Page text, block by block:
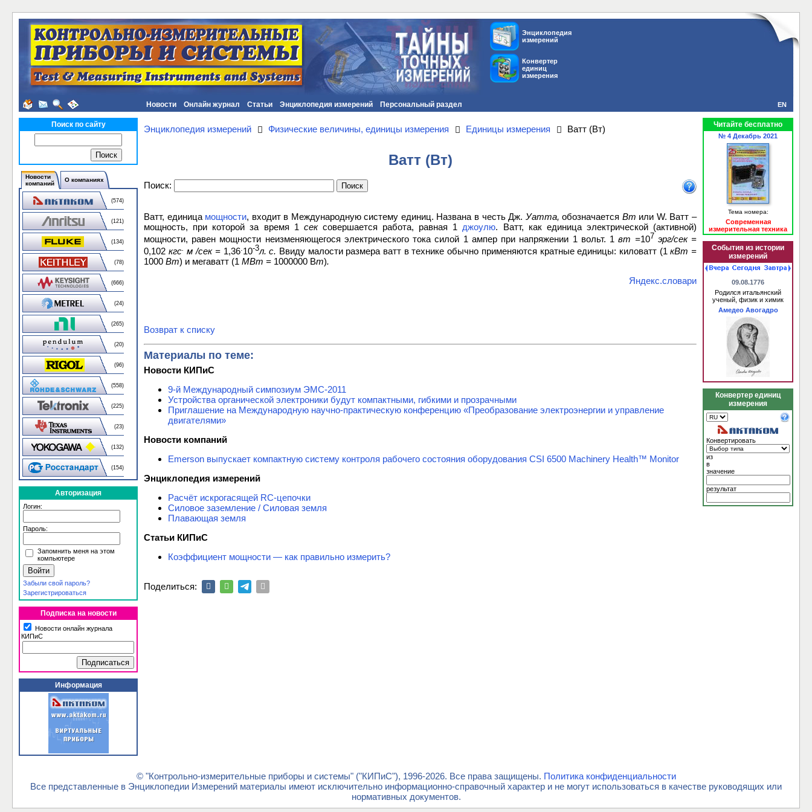
Энциклопедия
измерений
Конвертер
единиц
измерения
Новости Онлайн журнал Статьи Энциклопедия измерений Персональный раздел EN
Поиск по сайту
Новости
компаний
О компаниях
(574)
(121)
(134)
(78)
(666)
(24)
(265)
(20)
(96)
(558)
(225)
(23)
(132)
(154)
Авторизация
Логин:
Пароль:
Запомнить меня на этом
компьютере
Забыли свой пароль?
Зарегистрироваться
Подписка на новости
Новости онлайн журнала
КИПиС
Информация
Энциклопедия измерений Физические величины, единицы измерения Единицы измерения Ватт (Вт)
Ватт (Вт)
Поиск:
Ватт, единица мощности, входит в Международную систему единиц. Названа в честь Дж. Уатта, обозначается Вт или W. Ватт –
мощность, при которой за время 1 сексовершается работа, равная 1 джоулю. Ватт, как единица электрической (активной)
мощности, равен мощности неизменяющегося электрического тока силой 1 ампер при напряжении 1 вольт. 1вт =107 эрг/сек =
0,102 кгс м /сек = 1,36. 10-3л. с. Ввиду малости размера ватт в технике обычно применяются кратные единицы: киловатт (1кВт =
1000 Вт) и мегаватт (1 МВт = 1000000 Вт).
Яндекс.словари
Возврат к списку
Материалы по теме:
Новости КИПиС
9-й Международный симпозиум ЭМС-2011
Устройства органической электроники будут компактными, гибкими и прозрачными
Приглашение на Международную научно-практическую конференцию «Преобразование электроэнергии и управление
двигателями»
Новости компаний
Emerson выпускает компактную систему контроля рабочего состояния оборудования CSI 6500 Machinery Health™ Monitor
Энциклопедия измерений
Расчёт искрогасящей RC-цепочки
Силовое заземление / Силовая земля
Плавающая земля
Статьи КИПиС
Коэффициент мощности — как правильно измерить?
Поделиться:
Читайте бесплатно
№ 4 Декабрь 2021
Тема номера:
Современная
измерительная техника
События из истории
измерений
09.08.1776
Родился итальянский
ученый, физик и химик
Амедео Авогадро
Конвертер единиц
измерения
Конвертировать
из
в
значение
результат
© "Контрольно-измерительные приборы и системы" ("КИПиС"), 1996-2026. Все права защищены. Политика конфиденциальности
Все представленные в Энциклопедии Измерений материалы имеют исключительно информационно-справочный характер и не могут использоваться в качестве руководящих или
нормативных документов.